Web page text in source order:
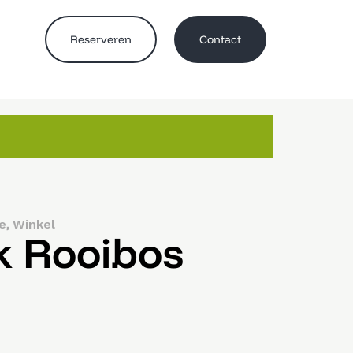
Reserveren Contact
, Winkel
Rooibos